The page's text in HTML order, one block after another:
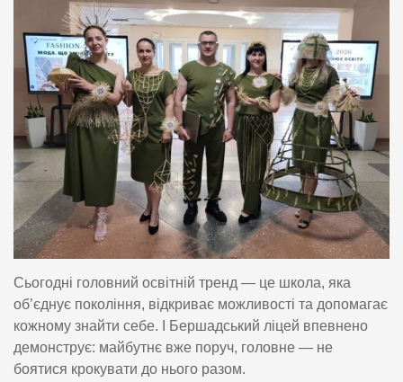
Сьогодні головний освітній тренд — це школа, яка
об’єднує покоління, відкриває можливості та допомагає
кожному знайти себе. І Бершадський ліцей впевнено
демонструє: майбутнє вже поруч, головне — не
боятися крокувати до нього разом.